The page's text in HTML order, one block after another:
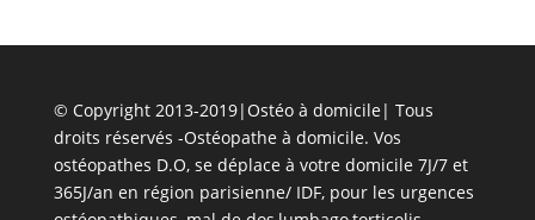
© Copyright 2013-2019|Ostéo à domicile| Tous
droits réservés -Ostéopathe à domicile. Vos
ostéopathes D.O, se déplace à votre domicile 7J/7 et
365J/an en région parisienne/ IDF, pour les urgences